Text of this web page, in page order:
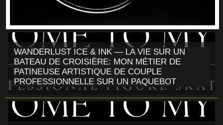
WANDERLUST ICE & INK — LA VIE SUR UN
BATEAU DE CROISIÈRE: MON MÉTIER DE
PATINEUSE ARTISTIQUE DE COUPLE
PROFESSIONNELLE SUR UN PAQUEBOT